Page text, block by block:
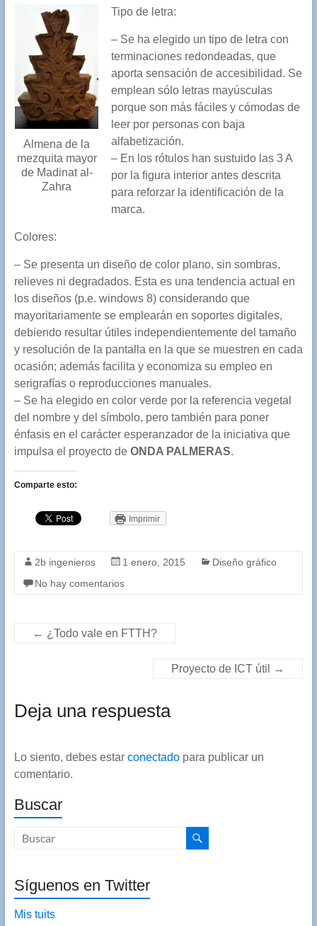
Almena de la
mezquita mayor
de Madinat al-
Zahra
Tipo de letra:
– Se ha elegido un tipo de letra con
terminaciones redondeadas, que
aporta sensación de accesibilidad. Se
emplean sólo letras mayúsculas
porque son más fáciles y cómodas de
leer por personas con baja
alfabetización.
– En los rótulos han sustuido las 3 A
por la figura interior antes descrita
para reforzar la identificación de la
marca.
Colores:
– Se presenta un diseño de color plano, sin sombras,
relieves ni degradados. Esta es una tendencia actual en
los diseños (p.e. windows 8) considerando que
mayoritariamente se emplearán en soportes digitales,
debiendo resultar útiles independientemente del tamaño
y resolución de la pantalla en la que se muestren en cada
ocasión; además facilita y economiza su empleo en
serigrafías o reproducciones manuales.
– Se ha elegido en color verde por la referencia vegetal
del nombre y del símbolo, pero también para poner
énfasis en el carácter esperanzador de la iniciativa que
impulsa el proyecto de ONDA PALMERAS.
Comparte esto:
Imprimir
2b ingenieros 1 enero, 2015
Diseño gráfico
No hay comentarios
← ¿Todo vale en FTTH?
Proyecto de ICT útil →
Deja una respuesta
Lo siento, debes estar conectadopara publicar un
comentario.
Buscar
Síguenos en Twitter
Mis tuits